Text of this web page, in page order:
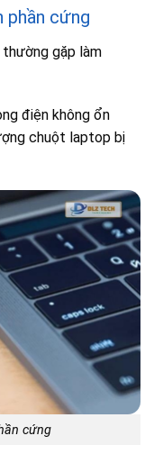
phần cứng
gặp làm
điện không ổn
chuột laptop bị
cứng